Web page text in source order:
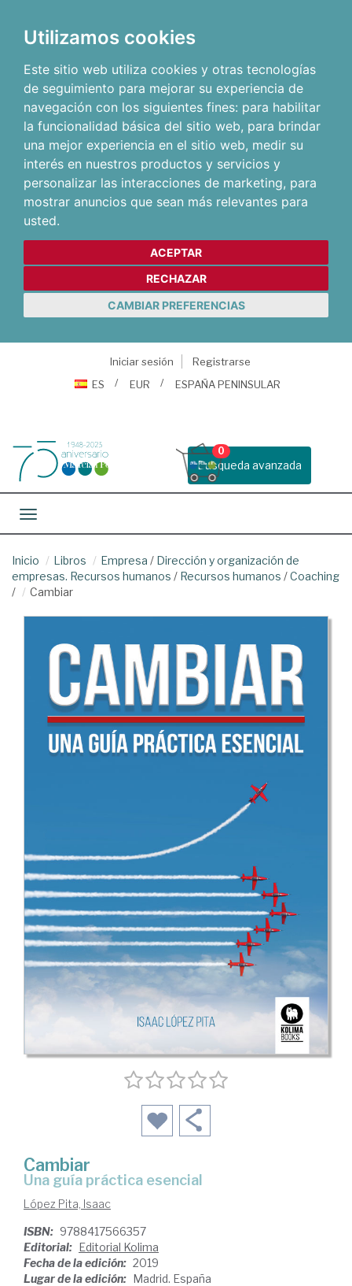
Utilizamos cookies
Este sitio web utiliza cookies y otras tecnologías
de seguimiento para mejorar su experiencia de
navegación con los siguientes fines: para habilitar
la funcionalidad básica del sitio web, para brindar
una mejor experiencia en el sitio web, medir su
interés en nuestros productos y servicios y
personalizar las interacciones de marketing, para
mostrar anuncios que sean más relevantes para
usted.
ACEPTAR
RECHAZAR
CAMBIAR PREFERENCIAS
Iniciar sesión
Registrarse
ES
EUR ESPAÑA PENINSULAR
Busqueda avanzada
0
Toggle navigation
Inicio Libros Empresa / Dirección y organización de
empresas. Recursos humanos / Recursos humanos /Coaching
/
Cambiar
Cambiar
una guía práctica esencial
López Pita, Isaac
ISBN: 9788417566357
Editorial: Editorial Kolima
Fecha de la edición: 2019
Lugar de la edición: Madrid. España